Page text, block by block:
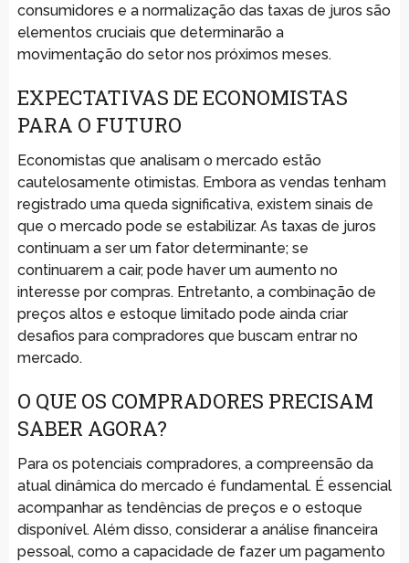
consumidores e a normalização das taxas de juros são
elementos cruciais que determinarão a
movimentação do setor nos próximos meses.
EXPECTATIVAS DE ECONOMISTAS
PARA O FUTURO
Economistas que analisam o mercado estão
cautelosamente otimistas. Embora as vendas tenham
registrado uma queda significativa, existem sinais de
que o mercado pode se estabilizar. As taxas de juros
continuam a ser um fator determinante; se
continuarem a cair, pode haver um aumento no
interesse por compras. Entretanto, a combinação de
preços altos e estoque limitado pode ainda criar
desafios para compradores que buscam entrar no
mercado.
O QUE OS COMPRADORES PRECISAM
SABER AGORA?
Para os potenciais compradores, a compreensão da
atual dinâmica do mercado é fundamental. É essencial
acompanhar as tendências de preços e o estoque
disponível. Além disso, considerar a análise financeira
pessoal, como a capacidade de fazer um pagamento